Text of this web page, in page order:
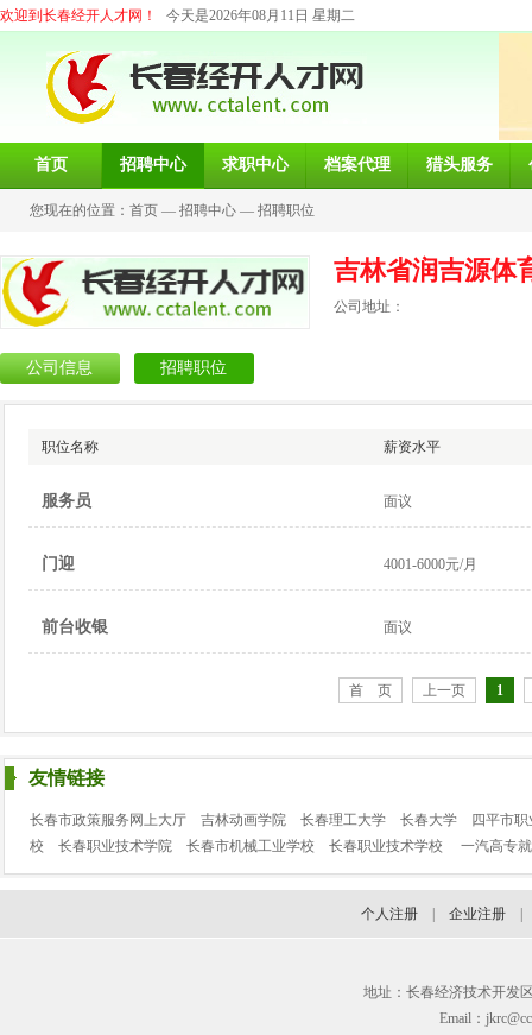
欢迎到长春经开人才网！ 今天是2026年08月11日 星期二
首页 招聘中心 求职中心 档案代理 猎头服务
您现在的位置： 首页 — 招聘中心 — 招聘职位
吉林省润吉源体
公司地址：
公司信息 招聘职位
职位名称 薪资水平
服务员 面议
门迎 4001-6000元/月
前台收银 面议
首 页 上一页 1
友情链接
长春市政策服务网上大厅 吉林动画学院 长春理工大学 长春大学
四平市
校
长春职业技术学院 长春市机械工业学校 长春职业技术学校 一汽高专
个人注册 企业注册
地址：长春经济技术开发
Email：